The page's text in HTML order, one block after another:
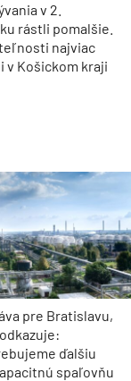
v 2.
rástli pomalšie.
najviac
v Košickom kraji
pre Bratislavu,
ďalšiu
spaľovňu